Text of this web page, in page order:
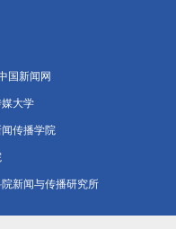
国新闻网
大学
传播学院
新闻与传播研究所